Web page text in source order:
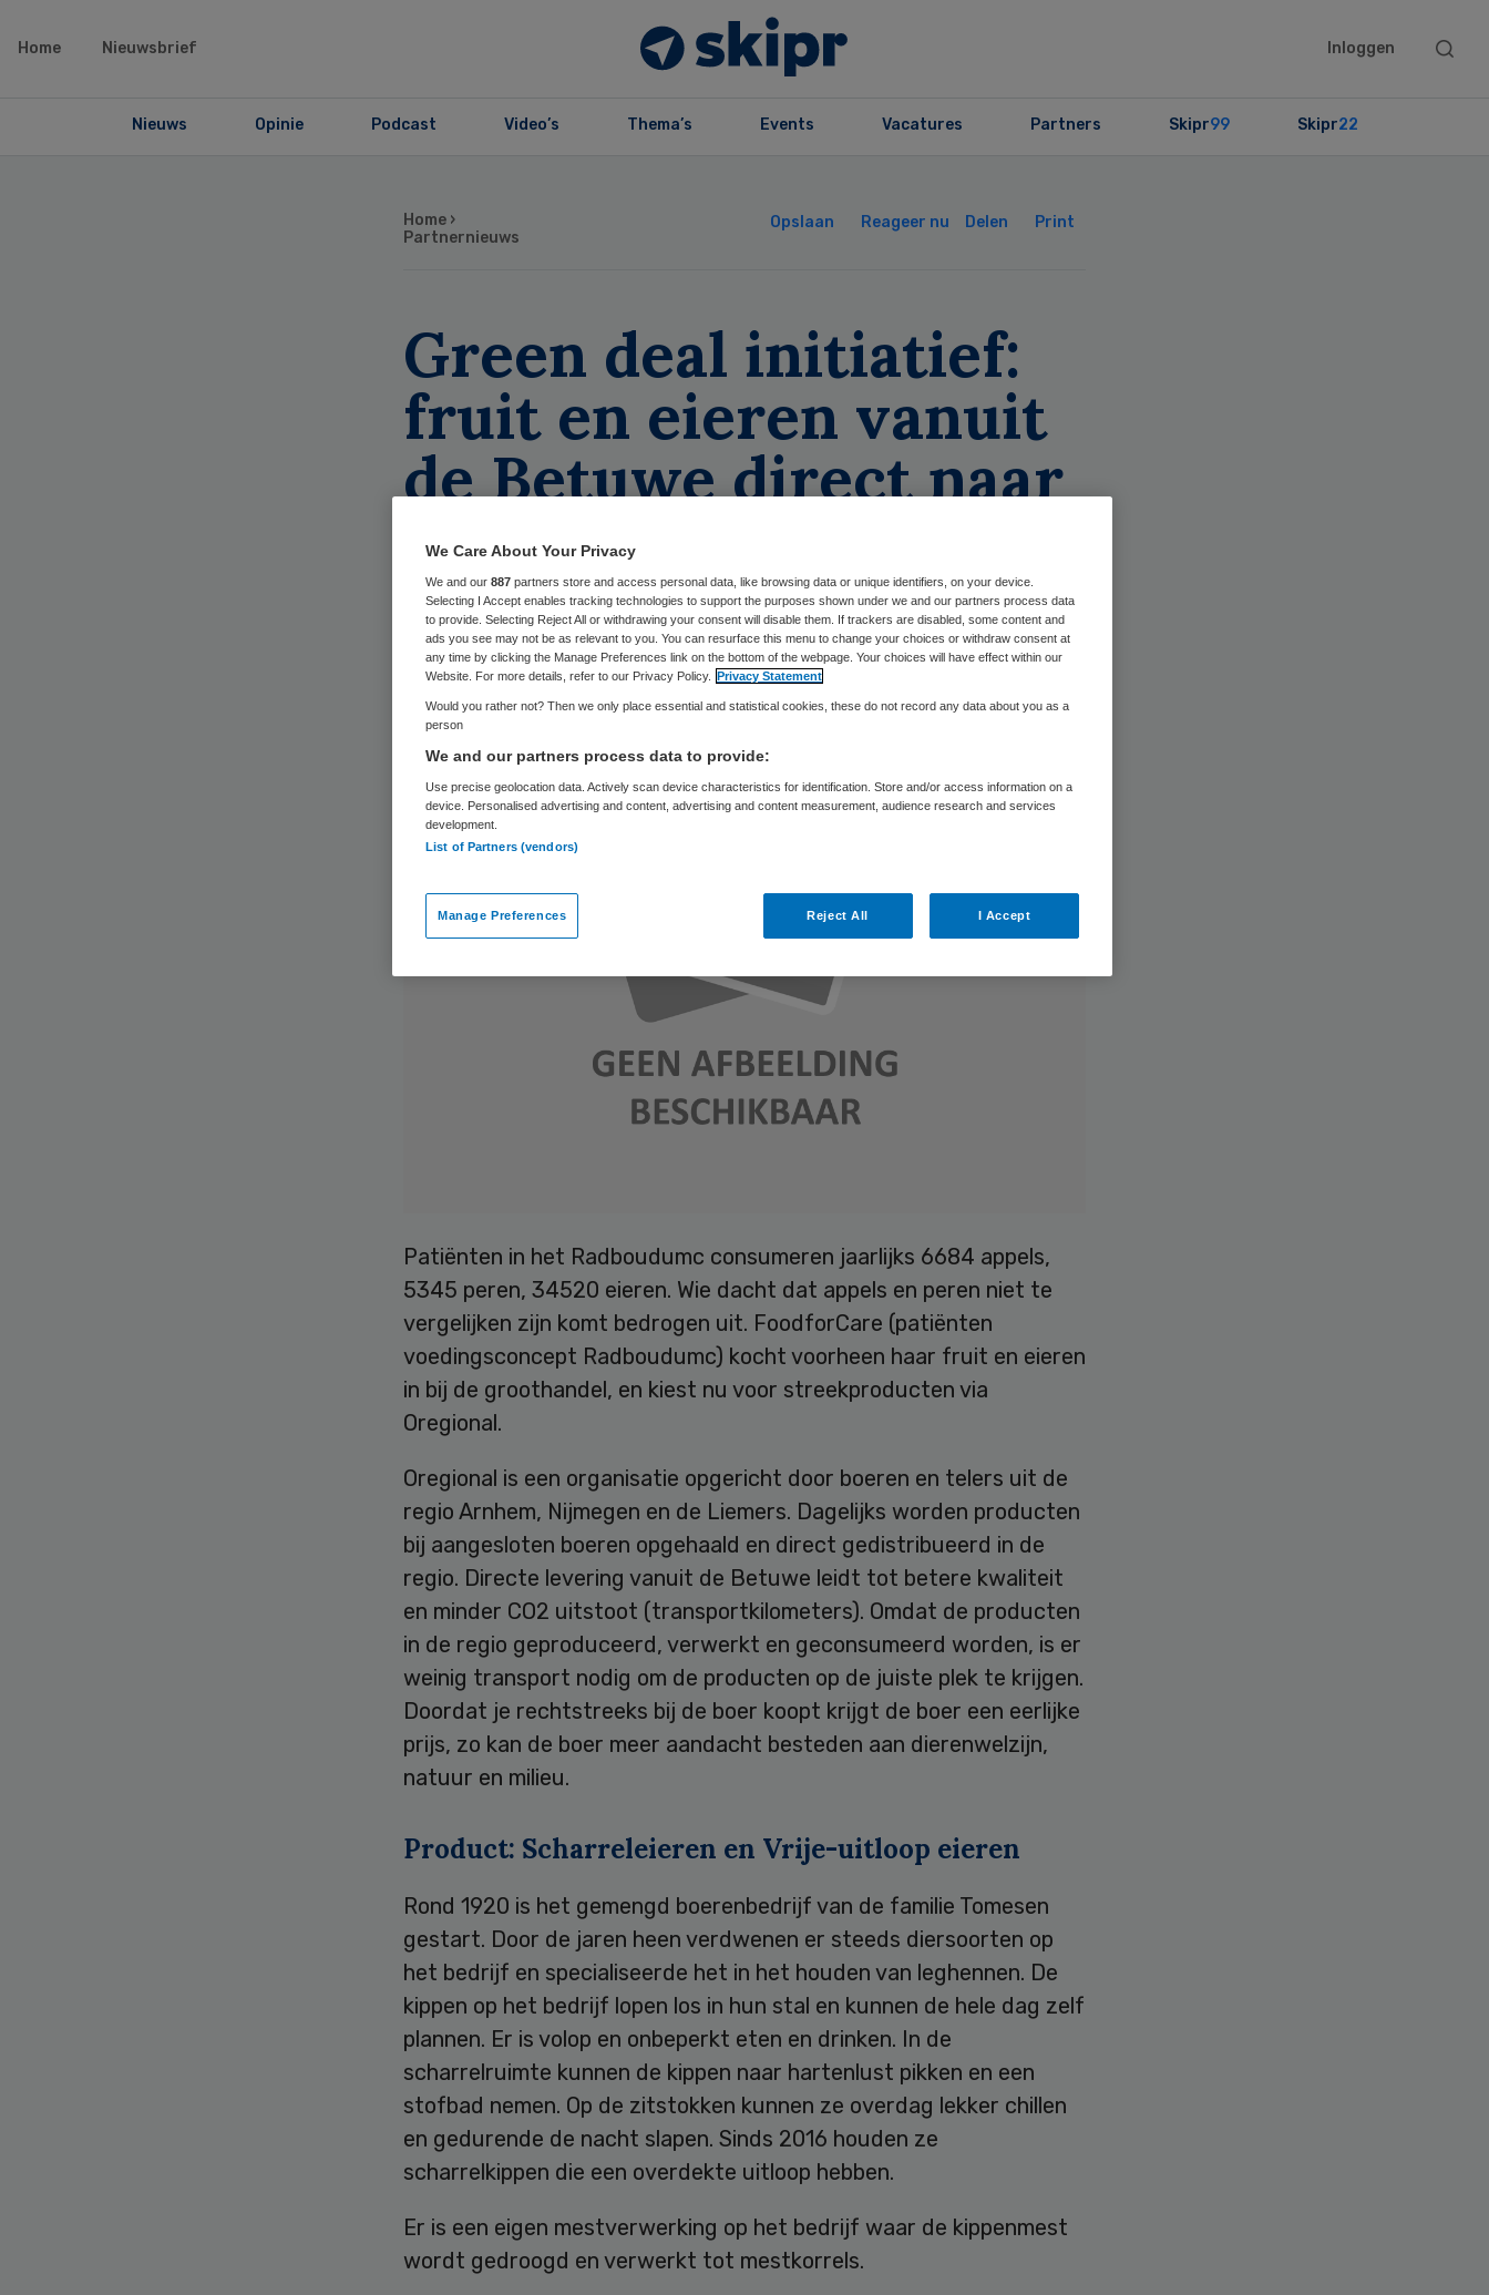
Home Nieuwsbrief Inloggen
Search
Nieuws Opinie Podcast Video’s Thema’s Events Vacatures Partners Skipr99 Skipr22
Home ›
Partnernieuws
Opslaan Reageer nu Delen Print
Green deal initiatief:
fruit en eieren vanuit
de Betuwe direct naar
het Radboudumc
Partner 8 maart 2019,11:54 130 keer gelezen
Patiënten in het Radboudumc consumeren jaarlijks 6684 appels,
5345 peren, 34520 eieren. Wie dacht dat appels en peren niet te
vergelijken zijn komt bedrogen uit. FoodforCare (patiënten
voedingsconcept Radboudumc) kocht voorheen haar fruit en eieren
in bij de groothandel, en kiest nu voor streekproducten via
Oregional.
Oregional is een organisatie opgericht door boeren en telers uit de
regio Arnhem, Nijmegen en de Liemers. Dagelijks worden producten
bij aangesloten boeren opgehaald en direct gedistribueerd in de
regio. Directe levering vanuit de Betuwe leidt tot betere kwaliteit
en minder CO2 uitstoot (transportkilometers). Omdat de producten
in de regio geproduceerd, verwerkt en geconsumeerd worden, is er
weinig transport nodig om de producten op de juiste plek te krijgen.
Doordat je rechtstreeks bij de boer koopt krijgt de boer een eerlijke
prijs, zo kan de boer meer aandacht besteden aan dierenwelzijn,
natuur en milieu.
Product: Scharreleieren en Vrije-uitloop eieren
Rond 1920 is het gemengd boerenbedrijf van de familie Tomesen
gestart. Door de jaren heen verdwenen er steeds diersoorten op
het bedrijf en specialiseerde het in het houden van leghennen. De
kippen op het bedrijf lopen los in hun stal en kunnen de hele dag zelf
plannen. Er is volop en onbeperkt eten en drinken. In de
scharrelruimte kunnen de kippen naar hartenlust pikken en een
stofbad nemen. Op de zitstokken kunnen ze overdag lekker chillen
en gedurende de nacht slapen. Sinds 2016 houden ze
scharrelkippen die een overdekte uitloop hebben.
Er is een eigen mestverwerking op het bedrijf waar de kippenmest
wordt gedroogd en verwerkt tot mestkorrels.
We Care About Your Privacy
We and our 887 partners store and access personal data, like browsing data or unique identifiers, on your device.
Selecting I Accept enables tracking technologies to support the purposes shown under we and our partners process data
to provide. Selecting Reject All or withdrawing your consent will disable them. If trackers are disabled, some content and
ads you see may not be as relevant to you. You can resurface this menu to change your choices or withdraw consent at
any time by clicking the Manage Preferences link on the bottom of the webpage. Your choices will have effect within our
Website. For more details, refer to our Privacy Policy. Privacy Statement
Would you rather not? Then we only place essential and statistical cookies, these do not record any data about you as a
person
We and our partners process data to provide:
Use precise geolocation data. Actively scan device characteristics for identification. Store and/or access information on a
device. Personalised advertising and content, advertising and content measurement, audience research and services
development.
List of Partners (vendors)
Manage Preferences Reject All I Accept